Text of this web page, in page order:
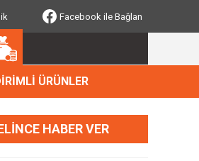
Facebook ile Bağlan
ÜRÜNLER
HABER VER